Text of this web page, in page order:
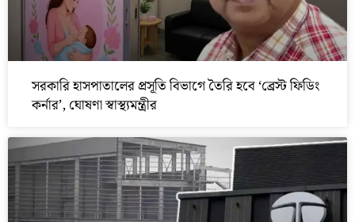
সরকারি হাসপাতালের প্রসূতি বিভাগে তৈরি হবে ‘ব্রেস্ট ফিডিং
কর্নার’, ঘোষণা স্বাস্থ্যমন্ত্রীর